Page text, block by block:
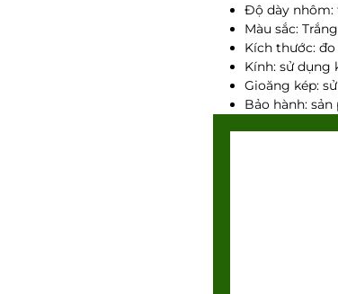
Độ dày nhôm:
Màu sắc:
Kích thước:
Kính: sử dụng
Gioăng kép:
Bảo hành: